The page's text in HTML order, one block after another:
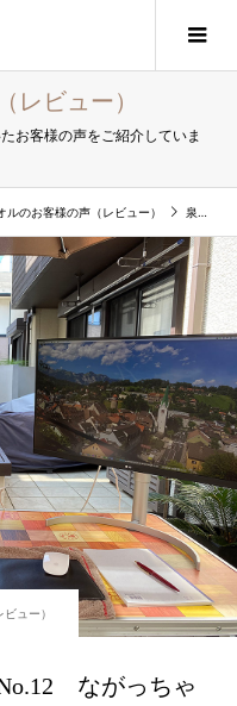
レビュー）
お客様の声をご紹介していま
ルのお客様の声（レビュー） 泉州タオルお客様の声：No.12 ながっちゃん様 バスタオル＆フェイスタオルのご使用
ュー）
ながっちゃ